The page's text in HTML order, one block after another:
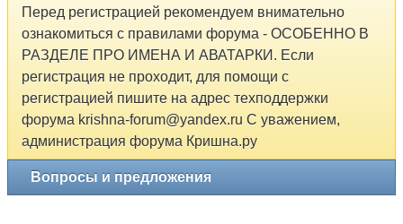
Перед регистрацией рекомендуем внимательно
ознакомиться с правилами форума - ОСОБЕННО В
РАЗДЕЛЕ ПРО ИМЕНА И АВАТАРКИ. Если
регистрация не проходит, для помощи с
регистрацией пишите на адрес техподдержки
форума krishna-forum@yandex.ru С уважением,
администрация форума Кришна.ру
Вопросы и предложения